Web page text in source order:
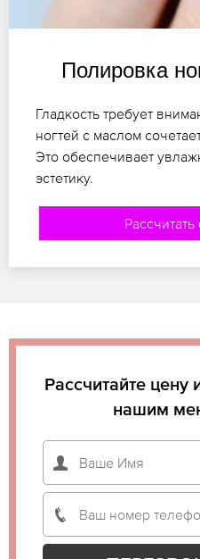
Полировка
Гладкость требует
ногтей с маслом
Это обеспечивает
эстетику.
Рассчитать
Рассчитайте цену
нашим